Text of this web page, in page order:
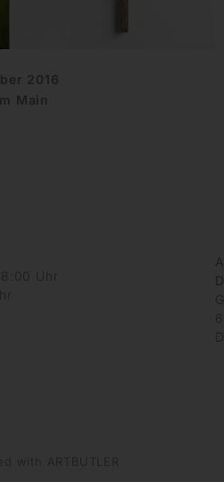
2016
Main
Uhr
with ARTBUTLER